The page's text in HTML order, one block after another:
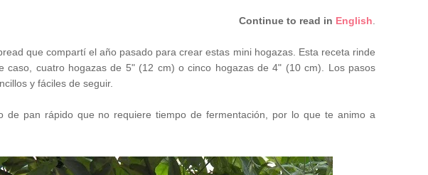
Continue to read in English
que compartí el año pasado para crear estas mini hogazas. Esta receta rinde
caso, cuatro hogazas de 5" (12 cm) o cinco hogazas de 4" (10 cm). Los pasos
y fáciles de seguir.
de pan rápido que no requiere tiempo de fermentación, por lo que te animo a